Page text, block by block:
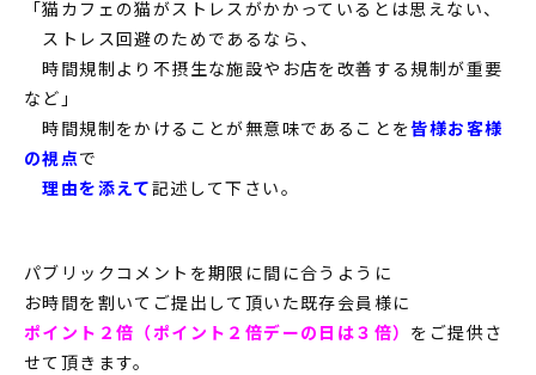
「猫カフェの猫がストレスがかかっているとは思えない、
ストレス回避のためであるなら、
時間規制より不摂生な施設やお店を改善する規制が重要
など」
時間規制をかけることが無意味であることを皆様お客様
の視点で
理由を添えて記述して下さい。
パブリックコメントを期限に間に合うように
お時間を割いてご提出して頂いた既存会員様に
ポイント２倍（ポイント２倍デーの日は３倍） をご提供さ
せて頂きます。